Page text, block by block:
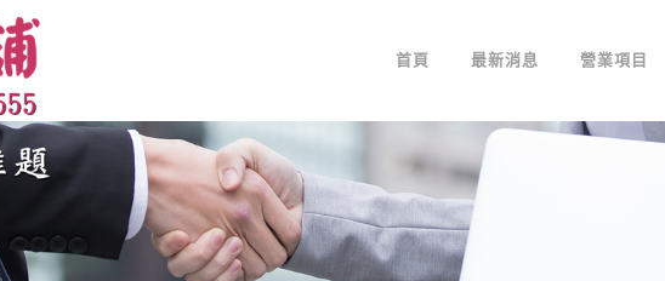
首頁 最新消息 營業項目